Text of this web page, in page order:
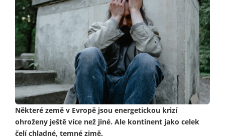
Některé země v Evropě jsou energetickou krizí
ohroženy ještě více než jiné. Ale kontinent jako celek
čelí chladné, temné zimě.